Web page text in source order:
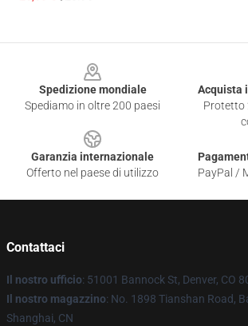
Spedizione mondiale
Spediamo in oltre 200 paesi
Acquista
Protetto
Garanzia internazionale
Offerto nel paese di utilizzo
PayPal /
Contattaci
Il nostro ufficio: 51001 Bannock St, Denver, CO
Il nostro magazzino: No. 1898 Tianshan Road,
Shanghai, CN